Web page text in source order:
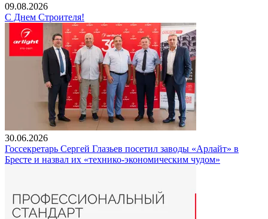
09.08.2026
С Днем Строителя!
30.06.2026
Госсекретарь Сергей Глазьев посетил заводы «Арлайт» в
Бресте и назвал их «технико-экономическим чудом»